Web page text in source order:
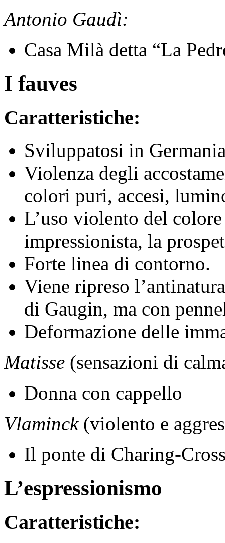
Antonio Gaudì:
Casa Milà detta “La
I fauves
Caratteristiche:
Sviluppatosi in
Violenza degli
colori puri, accesi,
L’uso violento del
impressionista, la
Forte linea di contorno.
Viene ripreso
di Gaugin, ma con
Deformazione delle
Matisse (sensazioni di
Donna con cappello
Vlaminck (violento e
Il ponte di Charing-
L’espressionismo
Caratteristiche: